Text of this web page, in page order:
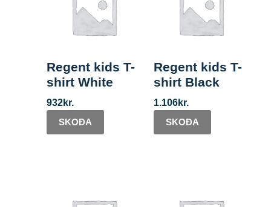
Regent kids T-
shirt White
932kr.
SKOÐA
Regent kids T-
shirt Black
1.106kr.
SKOÐA